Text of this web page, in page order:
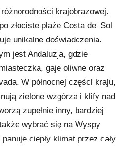
krajobrazowej.
złociste plaże Costa del Sol
unikalne doświadczenia.
jest Andaluzja, gdzie
gaje oliwne oraz
W północnej części kraju,
zielone wzgórza i klify nad
zupełnie inny, bardziej
wybrać się na Wyspy
ciepły klimat przez cały